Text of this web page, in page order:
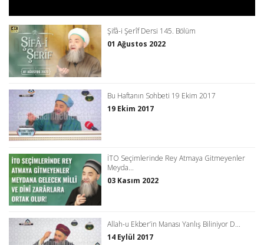
Şifâ-i Şerîf Dersi 145. Bölüm
01 Ağustos 2022
Bu Haftanın Sohbeti 19 Ekim 2017
19 Ekim 2017
İTO Seçimlerinde Rey Atmaya Gitmeyenler
Meyda...
03 Kasım 2022
Allah-u Ekber’in Manası Yanlış Biliniyor D...
14 Eylül 2017